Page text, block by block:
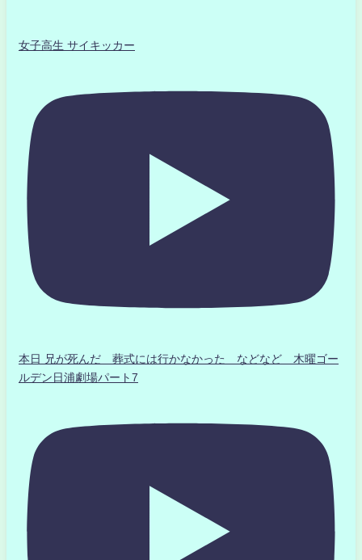
女子高生 サイキッカー
本日 兄が死んだ 葬式には行かなかった などなど 木曜ゴー
ルデン日浦劇場パート7